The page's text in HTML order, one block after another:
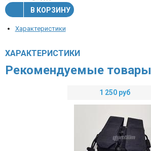
В КОРЗИНУ
Характеристики
ХАРАКТЕРИСТИКИ
Рекомендуемые товары
1 250 руб